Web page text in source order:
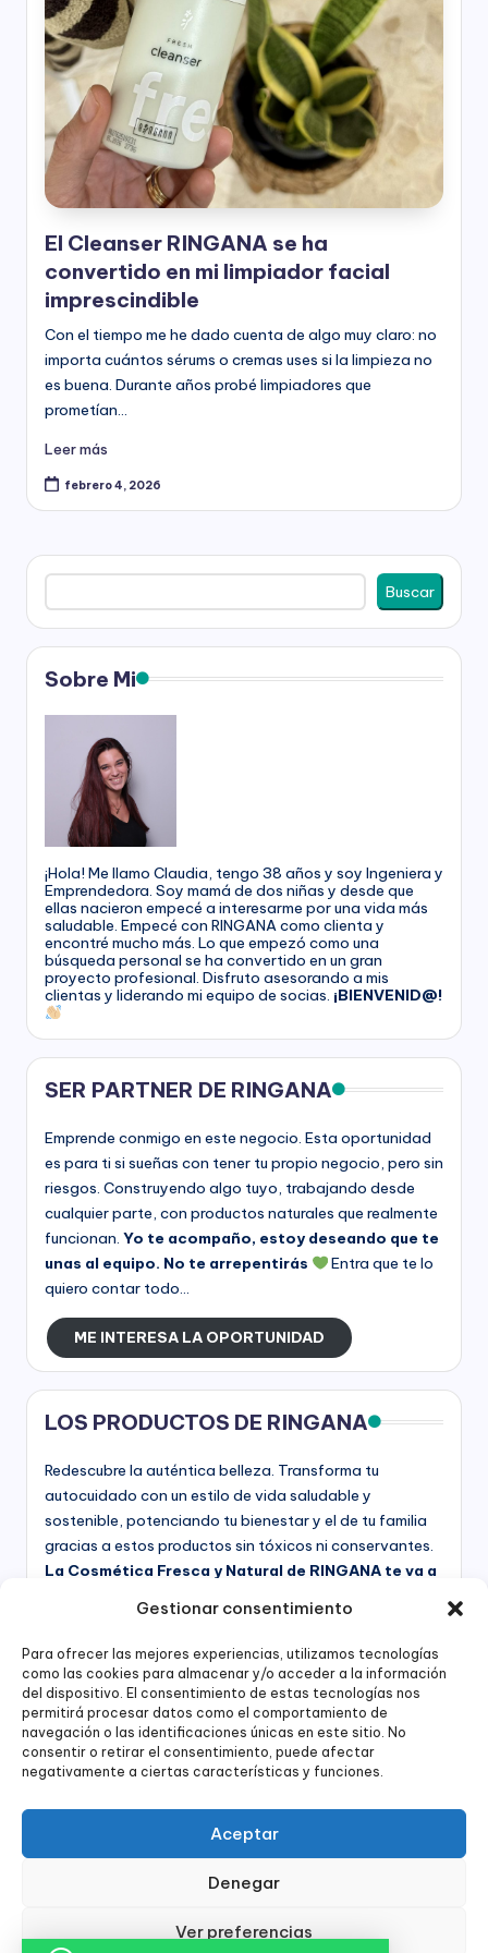
Gestionar consentimiento
Para ofrecer las mejores experiencias, utilizamos tecnologías
como las cookies para almacenar y/o acceder a la información
del dispositivo. El consentimiento de estas tecnologías nos
permitirá procesar datos como el comportamiento de
navegación o las identificaciones únicas en este sitio. No
consentir o retirar el consentimiento, puede afectar
negativamente a ciertas características y funciones.
Aceptar
Denegar
Ver preferencias
e
s
-
P
a
r
t
n
e
r
R
n
g
a
a
El Cleanser RINGANA se ha
convertido en mi limpiador facial
imprescindible
Con el tiempo me he dado cuenta de algo muy claro: no
importa cuántos sérums o cremas uses si la limpieza no
es buena. Durante años probé limpiadores que
prometían…
Leer más
febrero 4, 2026
Buscar
Buscar
Sobre Mi
¡Hola! Me llamo Claudia, tengo 38 años y soy Ingeniera y
Emprendedora. Soy mamá de dos niñas y desde que
ellas nacieron empecé a interesarme por una vida más
saludable. Empecé con RINGANA como clienta y
encontré mucho más. Lo que empezó como una
búsqueda personal se ha convertido en un gran
proyecto profesional. Disfruto asesorando a mis
clientas y liderando mi equipo de socias. ¡BIENVENID@!
SER PARTNER DE RINGANA
Emprende conmigo en este negocio. Esta oportunidad
es para ti si sueñas con tener tu propio negocio, pero sin
riesgos. Construyendo algo tuyo, trabajando desde
cualquier parte, con productos naturales que realmente
funcionan. Yo te acompaño, estoy deseando que te
unas al equipo. No te arrepentirás
Entra que te lo
quiero contar todo...
ME INTERESA LA OPORTUNIDAD
LOS PRODUCTOS DE RINGANA
Redescubre la auténtica belleza. Transforma tu
autocuidado con un estilo de vida saludable y
sostenible, potenciando tu bienestar y el de tu familia
gracias a estos productos sin tóxicos ni conservantes.
La Cosmética Fresca y Natural de RINGANA te va a
que necesites...
QUIERO PROBAR LOS PRODUCTOS
¿Hablamos?